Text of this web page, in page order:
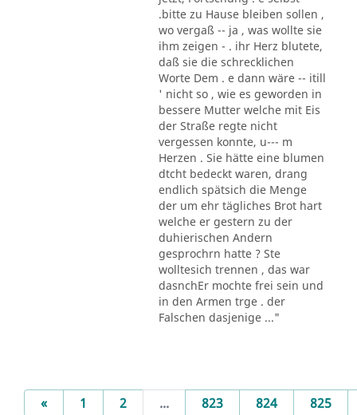
.bitte zu Hause bleiben sollen ,
wo vergaß -- ja , was wollte sie
ihm zeigen - . ihr Herz blutete,
daß sie die schrecklichen
Worte Dem . e dann wäre -- itill
' nicht so , wie es geworden in
bessere Mutter welche mit Eis
der Straße regte nicht
vergessen konnte, u--- m
Herzen . Sie hätte eine blumen
dtcht bedeckt waren, drang
endlich spätsich die Menge
der um ehr tägliches Brot hart
welche er gestern zu der
duhierischen Andern
gesprochrn hatte ? Ste
wolltesich trennen , das war
dasnchEr mochte frei sein und
in den Armen trge . der
Falschen dasjenige ..."
«Previous
1 2 ... 823 824 825